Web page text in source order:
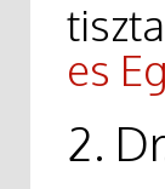
es
2.